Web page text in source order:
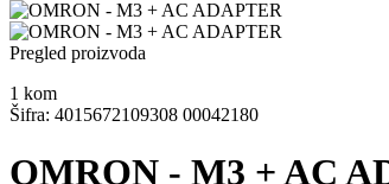
Pregled proizvoda
1 kom
Šifra: 4015672109308 00042180
OMRON - M3 + AC